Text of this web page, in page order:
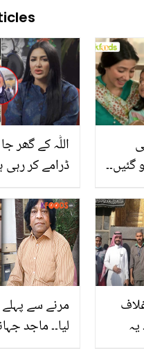
اللّٰہ کے گھر
ڈرامے کر رہی
بنائی گئی
نے کیا کہا؟
گئیں۔۔
مرنے سے پہلے
لیا۔۔ ماجد